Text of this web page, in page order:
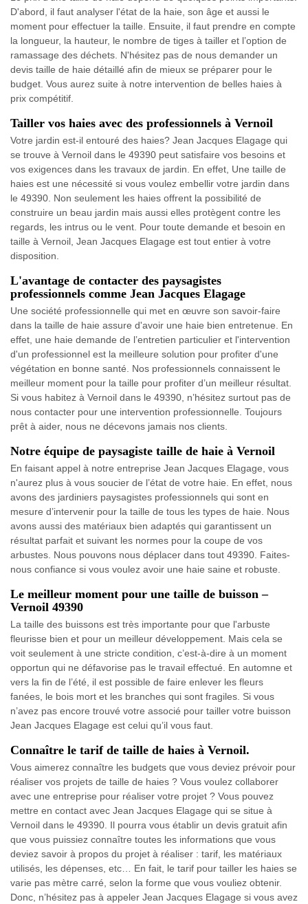
D'abord, il faut analyser l'état de la haie, son âge et aussi le
moment pour effectuer la taille. Ensuite, il faut prendre en compte
la longueur, la hauteur, le nombre de tiges à tailler et l’option de
ramassage des déchets. N'hésitez pas de nous demander un
devis taille de haie détaillé afin de mieux se préparer pour le
budget. Vous aurez suite à notre intervention de belles haies à
prix compétitif.
Tailler vos haies avec des professionnels à Vernoil
Votre jardin est-il entouré des haies? Jean Jacques Elagage qui
se trouve à Vernoil dans le 49390 peut satisfaire vos besoins et
vos exigences dans les travaux de jardin. En effet, Une taille de
haies est une nécessité si vous voulez embellir votre jardin dans
le 49390. Non seulement les haies offrent la possibilité de
construire un beau jardin mais aussi elles protègent contre les
regards, les intrus ou le vent. Pour toute demande et besoin en
taille à Vernoil, Jean Jacques Elagage est tout entier à votre
disposition.
L'avantage de contacter des paysagistes
professionnels comme Jean Jacques Elagage
Une société professionnelle qui met en œuvre son savoir-faire
dans la taille de haie assure d'avoir une haie bien entretenue. En
effet, une haie demande de l’entretien particulier et l'intervention
d'un professionnel est la meilleure solution pour profiter d'une
végétation en bonne santé. Nos professionnels connaissent le
meilleur moment pour la taille pour profiter d’un meilleur résultat.
Si vous habitez à Vernoil dans le 49390, n’hésitez surtout pas de
nous contacter pour une intervention professionnelle. Toujours
prêt à aider, nous ne décevons jamais nos clients.
Notre équipe de paysagiste taille de haie à Vernoil
En faisant appel à notre entreprise Jean Jacques Elagage, vous
n'aurez plus à vous soucier de l’état de votre haie. En effet, nous
avons des jardiniers paysagistes professionnels qui sont en
mesure d’intervenir pour la taille de tous les types de haie. Nous
avons aussi des matériaux bien adaptés qui garantissent un
résultat parfait et suivant les normes pour la coupe de vos
arbustes. Nous pouvons nous déplacer dans tout 49390. Faites-
nous confiance si vous voulez avoir une haie saine et robuste.
Le meilleur moment pour une taille de buisson –
Vernoil 49390
La taille des buissons est très importante pour que l'arbuste
fleurisse bien et pour un meilleur développement. Mais cela se
voit seulement à une stricte condition, c’est-à-dire à un moment
opportun qui ne défavorise pas le travail effectué. En automne et
vers la fin de l’été, il est possible de faire enlever les fleurs
fanées, le bois mort et les branches qui sont fragiles. Si vous
n’avez pas encore trouvé votre associé pour tailler votre buisson
Jean Jacques Elagage est celui qu’il vous faut.
Connaître le tarif de taille de haies à Vernoil.
Vous aimerez connaître les budgets que vous deviez prévoir pour
réaliser vos projets de taille de haies ? Vous voulez collaborer
avec une entreprise pour réaliser votre projet ? Vous pouvez
mettre en contact avec Jean Jacques Elagage qui se situe à
Vernoil dans le 49390. Il pourra vous établir un devis gratuit afin
que vous puissiez connaître toutes les informations que vous
deviez savoir à propos du projet à réaliser : tarif, les matériaux
utilisés, les dépenses, etc… En fait, le tarif pour tailler les haies se
varie pas mètre carré, selon la forme que vous vouliez obtenir.
Donc, n’hésitez pas à appeler Jean Jacques Elagage si vous avez